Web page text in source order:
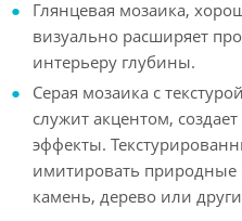
Глянцевая мозаика,
визуально расширяет
интерьеру глубины.
Серая мозаика с
служит акцентом,
эффекты.
имитировать
камень, дерево или